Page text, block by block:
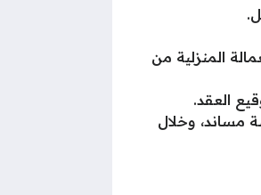
لتفعيل تأشيرة استقدام العمالة المنزلية من
مساند، وخلال